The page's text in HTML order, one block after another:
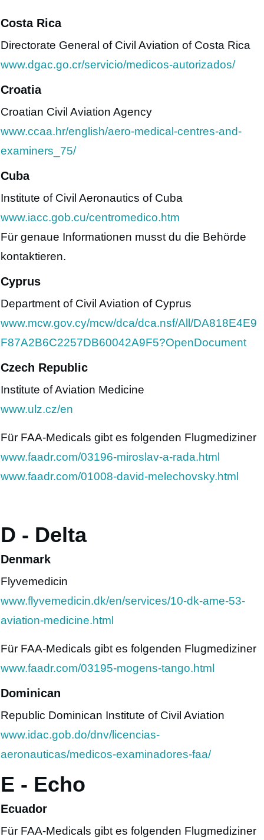
Costa Rica
Directorate General of Civil Aviation of Costa Rica
www.dgac.go.cr/servicio/medicos-autorizados/
Croatia
Croatian Civil Aviation Agency
www.ccaa.hr/english/aero-medical-centres-and-
examiners_75/
Cuba
Institute of Civil Aeronautics of Cuba
www.iacc.gob.cu/centromedico.htm
Für genaue Informationen musst du die Behörde
kontaktieren.
Cyprus
Department of Civil Aviation of Cyprus
www.mcw.gov.cy/mcw/dca/dca.nsf/All/DA818E4E9
F87A2B6C2257DB60042A9F5?OpenDocument
Czech Republic
Institute of Aviation Medicine
www.ulz.cz/en
Für FAA-Medicals gibt es folgenden Flugmediziner
www.faadr.com/03196-miroslav-a-rada.html
www.faadr.com/01008-david-melechovsky.html
D - Delta
Denmark
Flyvemedicin
www.flyvemedicin.dk/en/services/10-dk-ame-53-
aviation-medicine.html
Für FAA-Medicals gibt es folgenden Flugmediziner
www.faadr.com/03195-mogens-tango.html
Dominican
Republic Dominican Institute of Civil Aviation
www.idac.gob.do/dnv/licencias-
aeronauticas/medicos-examinadores-faa/
E - Echo
Ecuador
Für FAA-Medicals gibt es folgenden Flugmediziner